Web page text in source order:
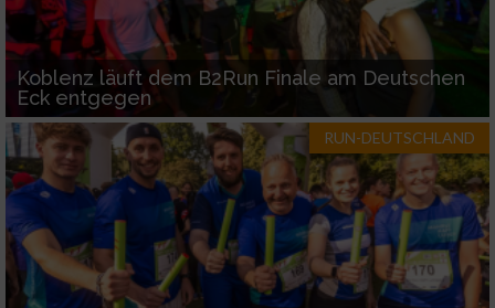
Koblenz läuft dem B2Run Finale am Deutschen
Eck entgegen
RUN-DEUTSCHLAND